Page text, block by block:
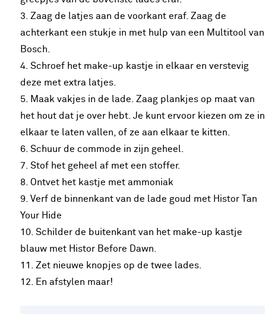
3. Zaag de latjes aan de voorkant eraf. Zaag de
achterkant een stukje in met hulp van een Multitool van
Bosch.
4. Schroef het make-up kastje in elkaar en verstevig
deze met extra latjes.
5. Maak vakjes in de lade. Zaag plankjes op maat van
het hout dat je over hebt. Je kunt ervoor kiezen om ze in
elkaar te laten vallen, of ze aan elkaar te kitten.
6. Schuur de commode in zijn geheel.
7. Stof het geheel af met een stoffer.
8. Ontvet het kastje met ammoniak
9. Verf de binnenkant van de lade goud met Histor Tan
Your Hide
10. Schilder de buitenkant van het make-up kastje
blauw met Histor Before Dawn.
11. Zet nieuwe knopjes op de twee lades.
12. En afstylen maar!